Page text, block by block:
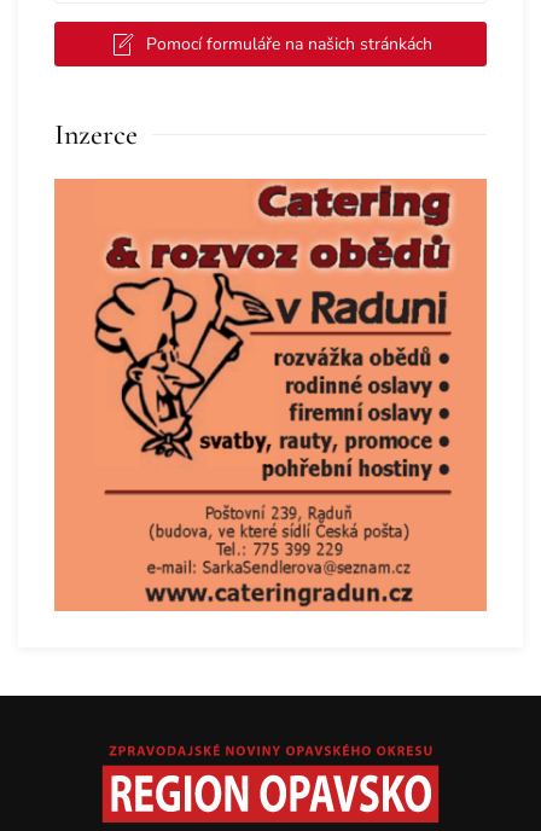
Pomocí formuláře na našich stránkách
Inzerce